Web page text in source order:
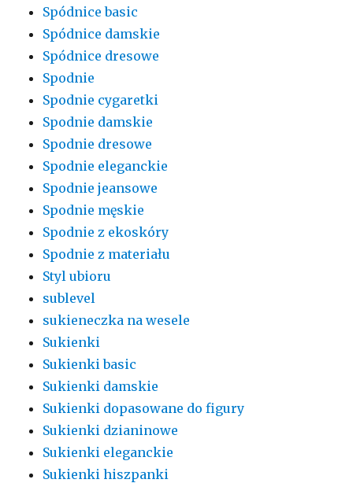
Spódnice basic
Spódnice damskie
Spódnice dresowe
Spodnie
Spodnie cygaretki
Spodnie damskie
Spodnie dresowe
Spodnie eleganckie
Spodnie jeansowe
Spodnie męskie
Spodnie z ekoskóry
Spodnie z materiału
Styl ubioru
sublevel
sukieneczka na wesele
Sukienki
Sukienki basic
Sukienki damskie
Sukienki dopasowane do figury
Sukienki dzianinowe
Sukienki eleganckie
Sukienki hiszpanki